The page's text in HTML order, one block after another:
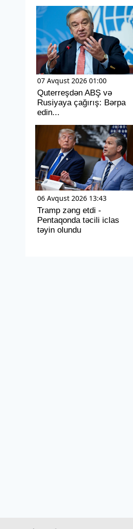
07 Avqust 2026 01:00
Quterreşdən ABŞ və
Rusiyaya çağırış: Bərpa
edin...
06 Avqust 2026 13:43
Tramp zəng etdi -
Pentaqonda təcili iclas
təyin olundu